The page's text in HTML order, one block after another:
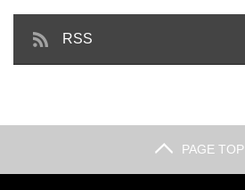
RSS
PAGE TOP